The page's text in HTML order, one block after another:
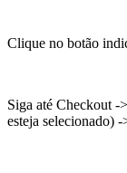
Clique no botão
Siga até Checkout -
esteja selecionado) -